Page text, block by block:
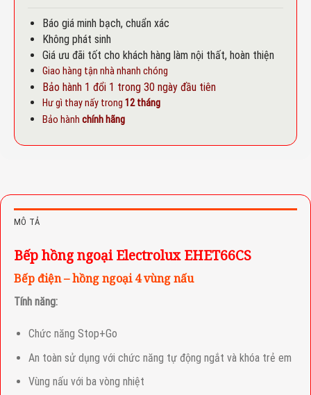
Báo giá minh bạch, chuẩn xác
Không phát sinh
Giá ưu đãi tốt cho khách hàng làm nội thất, hoàn thiện
Giao hàng tận nhà nhanh chóng
Bảo hành 1 đổi 1 trong 30 ngày đầu tiên
Hư gì thay nấy trong 12 tháng
Bảo hành chính hãng
MÔ TẢ
Bếp hồng ngoại Electrolux EHET66CS
Bếp điện – hồng ngoại 4 vùng nấu
Tính năng:
Chức năng Stop+Go
An toàn sử dụng với chức năng tự động ngắt và khóa trẻ em
Vùng nấu với ba vòng nhiệt